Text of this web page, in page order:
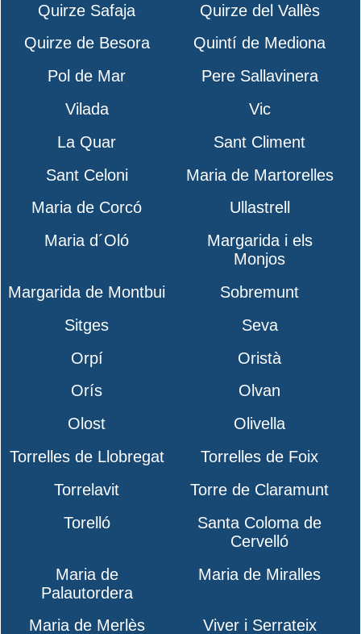
Quirze Safaja
Quirze del Vallès
Quirze de Besora
Quintí de Mediona
Pol de Mar
Pere Sallavinera
Vilada
Vic
La Quar
Sant Climent
Sant Celoni
Maria de Martorelles
Maria de Corcó
Ullastrell
Maria d´Oló
Margarida i els
Monjos
Margarida de Montbui
Sobremunt
Sitges
Seva
Orpí
Oristà
Orís
Olvan
Olost
Olivella
Torrelles de Llobregat
Torrelles de Foix
Torrelavit
Torre de Claramunt
Torelló
Santa Coloma de
Cervelló
Maria de
Palautordera
Maria de Miralles
Maria de Merlès
Viver i Serrateix